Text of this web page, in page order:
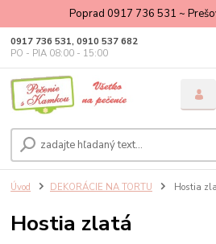
Poprad 0917 736 531 ~
0917 736 531, 0910 537 682
PO - PIA 08:00 - 15:00
Úvod DEKORÁCIE NA TORTU Hostia
Hostia zlatá